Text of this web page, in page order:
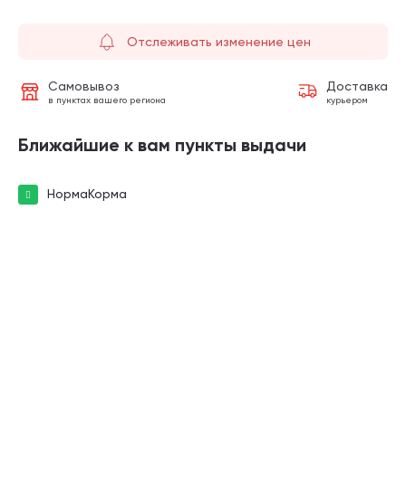
Отслеживать изменение цен
Самовывоз
в пунктах вашего региона
Доставка
курьером
Ближайшие к вам пункты выдачи
НормаКорма